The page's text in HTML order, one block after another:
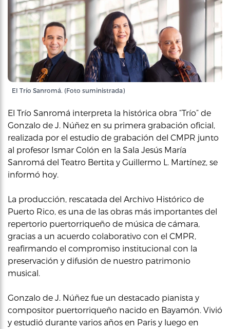
El Trío Sanromá. (Foto suministrada)
El Trío Sanromá interpreta la histórica obra “Trío” de
Gonzalo de J. Núñez en su primera grabación oficial,
realizada por el estudio de grabación del CMPR junto
al profesor Ismar Colón en la Sala Jesús María
Sanromá del Teatro Bertita y Guillermo L. Martínez, se
informó hoy.
La producción, rescatada del Archivo Histórico de
Puerto Rico, es una de las obras más importantes del
repertorio puertorriqueño de música de cámara,
gracias a un acuerdo colaborativo con el CMPR,
reafirmando el compromiso institucional con la
preservación y difusión de nuestro patrimonio
musical.
Gonzalo de J. Núñez fue un destacado pianista y
compositor puertorriqueño nacido en Bayamón. Vivió
y estudió durante varios años en Paris y luego en